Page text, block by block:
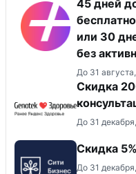
45 дней
или 30
без
До 31
Скидка
До 31
Скидка
До 31